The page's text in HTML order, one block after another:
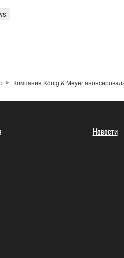
Компания König & Meyer
Новости